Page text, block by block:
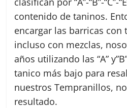
contenido de taninos.
encargar las barricas con
incluso con mezclas,
años utilizando las “A”
tanico más bajo para
nuestros Tempranillos,
resultado.